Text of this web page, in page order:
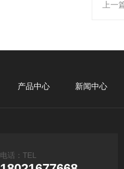
上一
产品中心 新闻中心
电话：TEL